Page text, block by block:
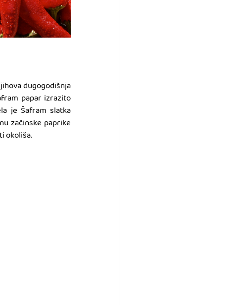
dugogodišnja
papar izrazito
je Šafram slatka
začinske paprike
okoliša.